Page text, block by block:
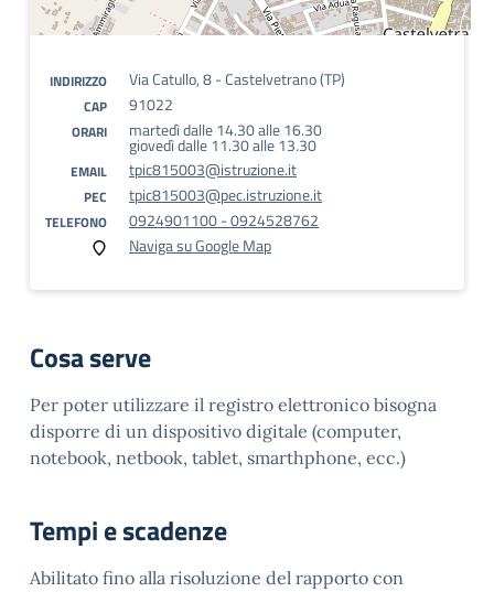
INDIRIZZO Via Catullo, 8 - Castelvetrano (TP)
CAP 91022
ORARI martedì dalle 14.30 alle 16.30
giovedì dalle 11.30 alle 13.30
EMAIL tpic815003@istruzione.it
PEC tpic815003@pec.istruzione.it
TELEFONO
0924901100 - 0924528762
Naviga su Google Map
Cosa serve
Per poter utilizzare il registro elettronico bisogna
disporre di un dispositivo digitale (computer,
notebook, netbook, tablet, smarthphone, ecc.)
Tempi e scadenze
Abilitato fino alla risoluzione del rapporto con